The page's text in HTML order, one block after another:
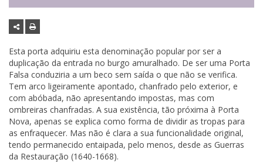
Esta porta adquiriu esta denominação popular por ser a
duplicação da entrada no burgo amuralhado. De ser uma Porta
Falsa conduziria a um beco sem saída o que não se verifica.
Tem arco ligeiramente apontado, chanfrado pelo exterior, e
com abóbada, não apresentando impostas, mas com
ombreiras chanfradas. A sua existência, tão próxima à Porta
Nova, apenas se explica como forma de dividir as tropas para
as enfraquecer. Mas não é clara a sua funcionalidade original,
tendo permanecido entaipada, pelo menos, desde as Guerras
da Restauração (1640-1668).